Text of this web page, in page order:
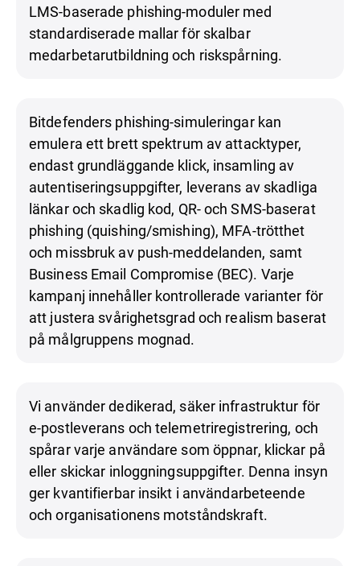
LMS-baserade phishing-moduler med
standardiserade mallar för skalbar
medarbetarutbildning och riskspårning.
Bitdefenders phishing-simuleringar kan
emulera ett brett spektrum av attacktyper,
endast grundläggande klick, insamling av
autentiseringsuppgifter, leverans av skadliga
länkar och skadlig kod, QR- och SMS-baserat
phishing (quishing/smishing), MFA-trötthet
och missbruk av push-meddelanden, samt
Business Email Compromise (BEC). Varje
kampanj innehåller kontrollerade varianter för
att justera svårighetsgrad och realism baserat
på målgruppens mognad.
Vi använder dedikerad, säker infrastruktur för
e-postleverans och telemetriregistrering, och
spårar varje användare som öppnar, klickar på
eller skickar inloggningsuppgifter. Denna insyn
ger kvantifierbar insikt i användarbeteende
och organisationens motståndskraft.